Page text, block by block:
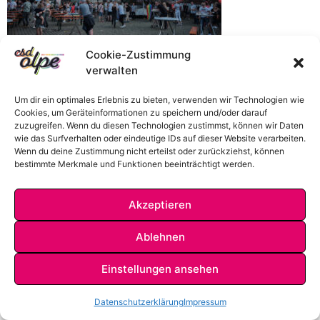
Cookie-Zustimmung
verwalten
Um dir ein optimales Erlebnis zu bieten, verwenden wir Technologien wie
Cookies, um Geräteinformationen zu speichern und/oder darauf
zuzugreifen. Wenn du diesen Technologien zustimmst, können wir Daten
wie das Surfverhalten oder eindeutige IDs auf dieser Website verarbeiten.
Wenn du deine Zustimmung nicht erteilst oder zurückziehst, können
bestimmte Merkmale und Funktionen beeinträchtigt werden.
Akzeptieren
Ablehnen
Einstellungen ansehen
DatenschutzerklärungImpressum
DATENSCHUTZKONTAKT